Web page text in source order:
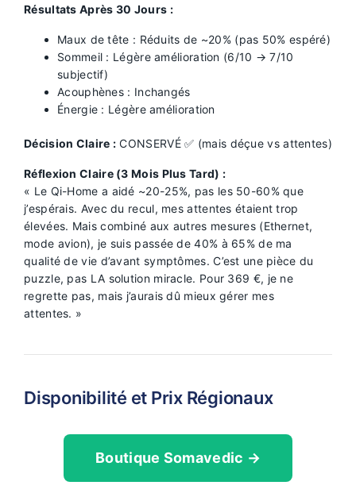
Résultats Après 30 Jours :
Maux de tête : Réduits de ~20% (pas 50% espéré)
Sommeil : Légère amélioration (6/10 → 7/10
subjectif)
Acouphènes : Inchangés
Énergie : Légère amélioration
Décision Claire : CONSERVÉ ✅ (mais déçue vs attentes)
Réflexion Claire (3 Mois Plus Tard) :
« Le Qi-Home a aidé ~20-25%, pas les 50-60% que
j’espérais. Avec du recul, mes attentes étaient trop
élevées. Mais combiné aux autres mesures (Ethernet,
mode avion), je suis passée de 40% à 65% de ma
qualité de vie d’avant symptômes. C’est une pièce du
puzzle, pas LA solution miracle. Pour 369 €, je ne
regrette pas, mais j’aurais dû mieux gérer mes
attentes. »
Disponibilité et Prix Régionaux
Boutique Somavedic →